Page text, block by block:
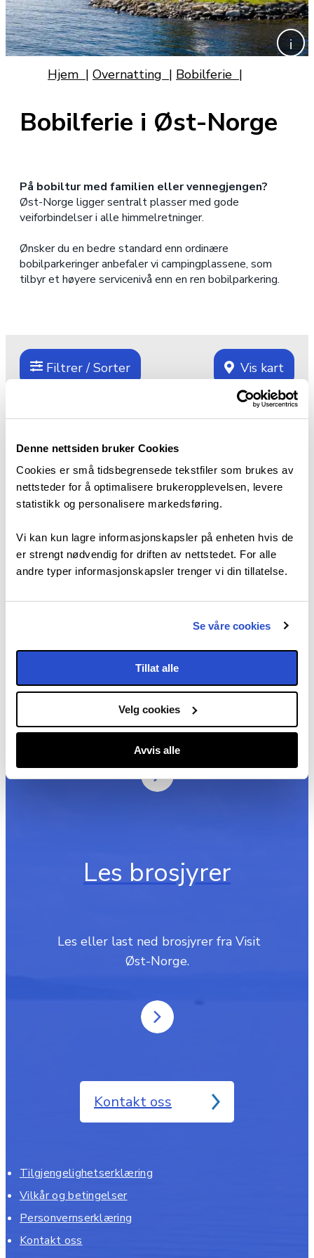
Denne nettsiden bruker Cookies
Cookies er små tidsbegrensede tekstfiler som brukes av
nettsteder for å optimalisere brukeropplevelsen, levere
statistikk og personalisere markedsføring.
Vi kan kun lagre informasjonskapsler på enheten hvis de
er strengt nødvendig for driften av nettstedet. For alle
andre typer informasjonskapsler trenger vi din tillatelse.
Se våre cookies
Tillat alle
Velg cookies
Avvis alle
Hjem | Overnatting | Bobilferie |
Bobilferie i Øst-Norge
På bobiltur med familien eller vennegjengen?
Øst-Norge ligger sentralt plasser med gode
veiforbindelser i alle himmelretninger.
Ønsker du en bedre standard enn ordinære
bobilparkeringer anbefaler vi campingplassene, som
tilbyr et høyere servicenivå enn en ren bobilparkering.
Filtrer / Sorter Vis kart
Få nyhetsbrev
som skjer i Øst-Norge.
Les brosjyrer
‎ Les eller last ned brosjyrer fra Visit
Øst-Norge.
Kontakt oss
Tilgjengelighetserklæring
Vilkår og betingelser
Personvernserklæring
Kontakt oss